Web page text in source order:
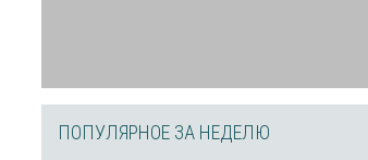
ПОПУЛЯРНОЕ ЗА НЕДЕЛЮ